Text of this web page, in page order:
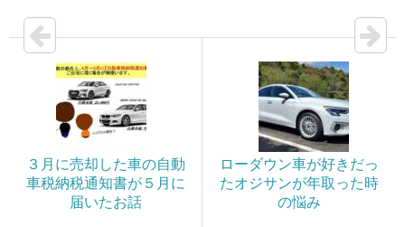
３月に売却した車の自動
車税納税通知書が５月に
届いたお話
ローダウン車が好きだっ
たオジサンが年取った時
の悩み